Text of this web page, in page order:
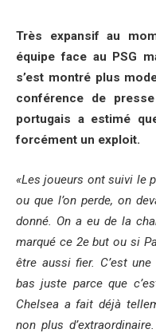
Très expansif au
équipe face au PSG
s’est montré plus
conférence de
portugais a estimé
forcément un exploit.
«Les joueurs ont suivi le
ou que l’on perde, on
donné. On a eu de la
marqué ce 2e but ou si
être aussi fier. C’est
bas juste parce que
Chelsea a fait déjà
non plus